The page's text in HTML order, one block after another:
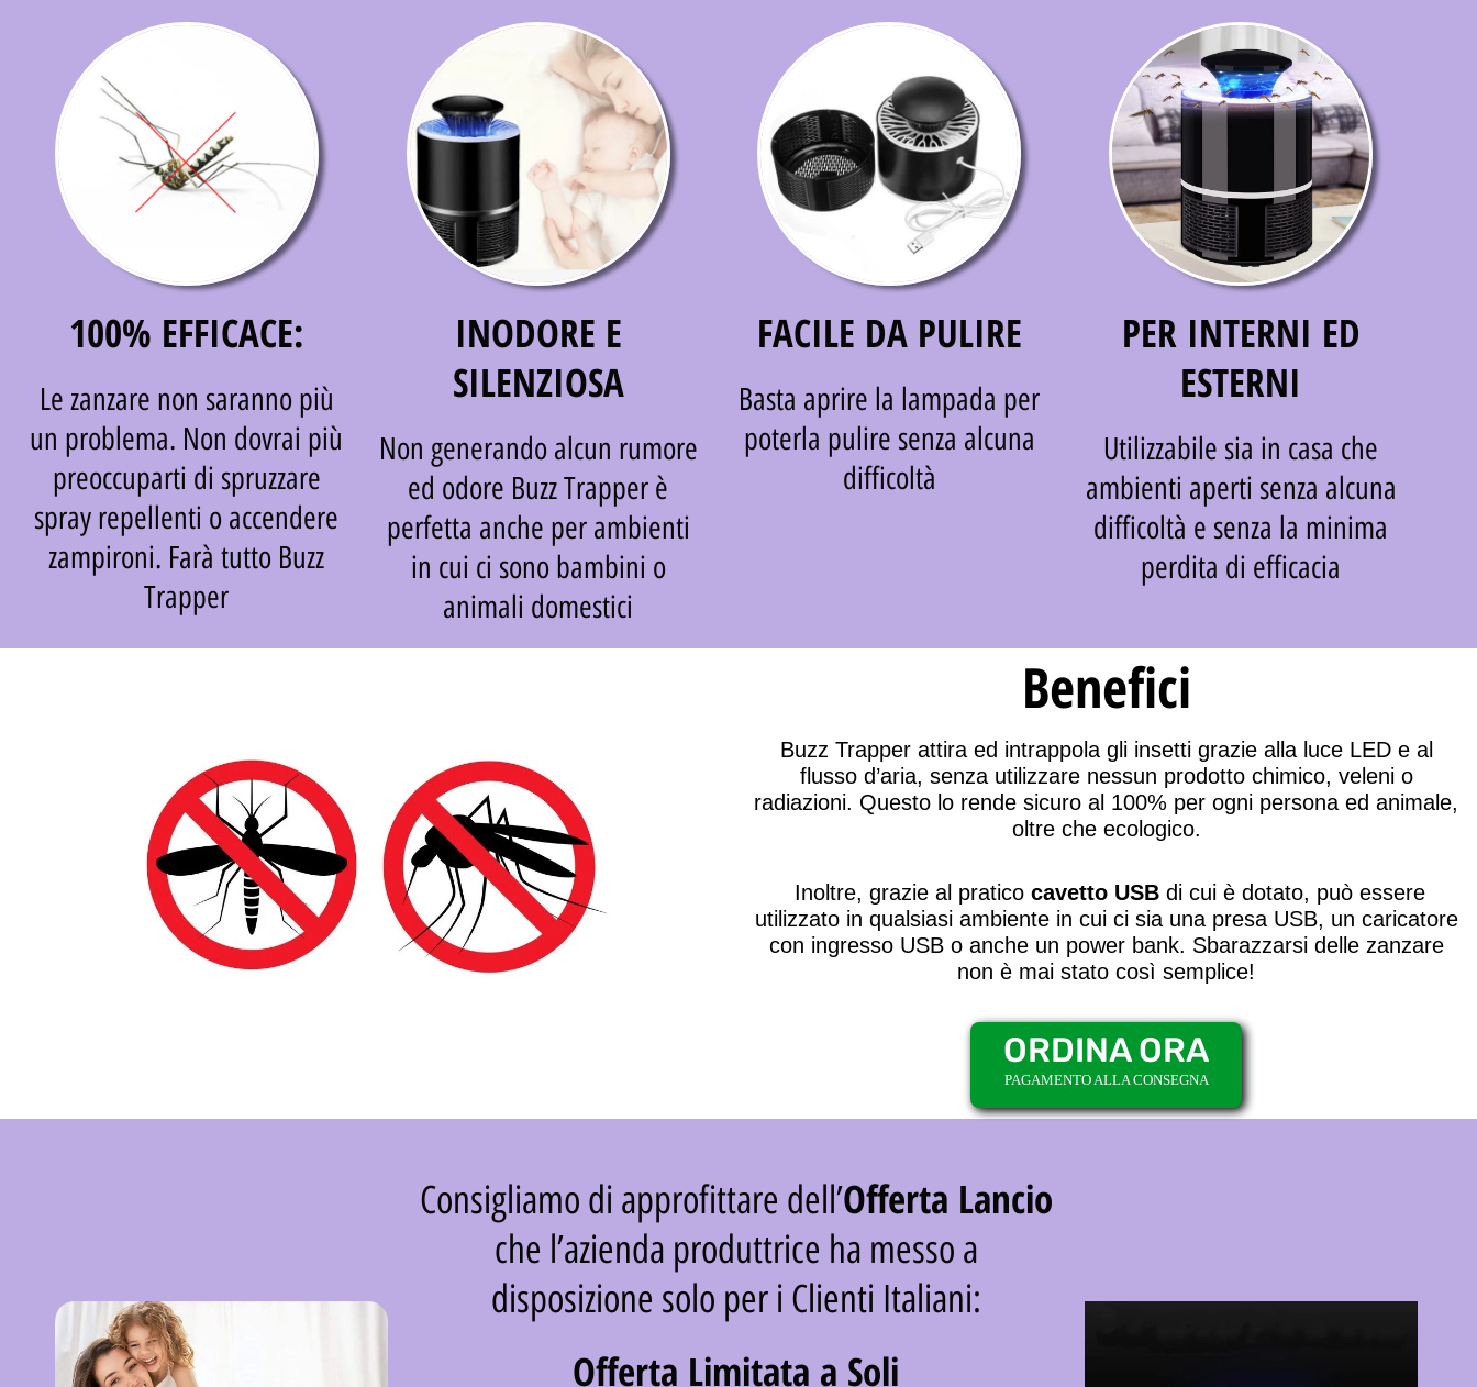
100% EFFICACE:
Le zanzare non saranno più
un problema. Non dovrai più
preoccuparti di spruzzare
spray repellenti o accendere
zampironi. Farà tutto Buzz
Trapper
INODORE E
SILENZIOSA
Non generando alcun rumore
ed odore Buzz Trapper è
perfetta anche per ambienti
in cui ci sono bambini o
animali domestici
FACILE DA PULIRE
Basta aprire la lampada per
poterla pulire senza alcuna
difficoltà
PER INTERNI ED
ESTERNI
Utilizzabile sia in casa che
ambienti aperti senza alcuna
difficoltà e senza la minima
perdita di efficacia
Benefici
Buzz Trapper attira ed intrappola gli insettigrazie alla luce LED e al
flusso d’aria, senza utilizzare nessun prodotto chimico, veleni o
radiazioni. Questo lo rende sicuro al 100% per ogni persona ed animale,
oltre che ecologico.
Inoltre, grazie al pratico cavetto USBdi cui è dotato, può essere
utilizzato in qualsiasi ambiente in cui ci sia una presa USB, un caricatore
con ingresso USB o anche un power bank. Sbarazzarsi delle zanzare
non è mai stato così semplice!
ORDINA ORA
PAGAMENTO ALLA CONSEGNA
Consigliamo di approfittare dell’Offerta Lancio
che l’azienda produttrice ha messo a
disposizione solo per i Clienti Italiani:
Offerta Limitata a Soli